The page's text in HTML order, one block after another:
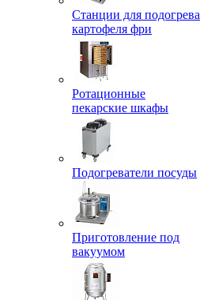
Станции для подогрева
картофеля фри
Ротационные
пекарские шкафы
Подогреватели посуды
Приготовление под
вакуумом